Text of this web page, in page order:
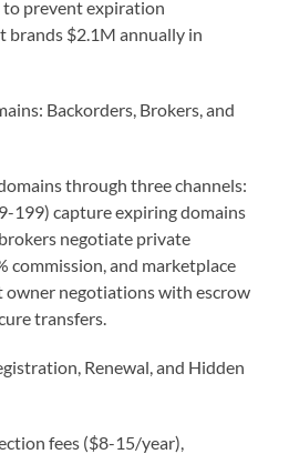
prevent expiration
brands $2.1M annually in
Backorders, Brokers, and
through three channels:
199) capture expiring domains
negotiate private
commission, and marketplace
owner negotiations with escrow
transfers.
Renewal, and Hidden
fees ($8-15/year),